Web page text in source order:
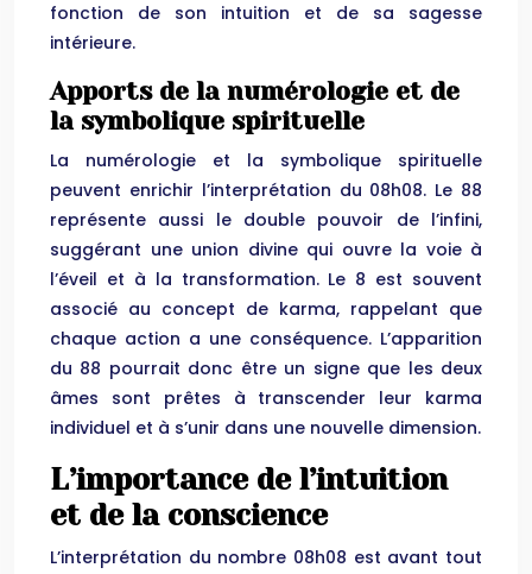
fonction de son intuition et de sa sagesse
intérieure.
Apports de la numérologie et de
la symbolique spirituelle
La numérologie et la symbolique spirituelle
peuvent enrichir l’interprétation du 08h08. Le 88
représente aussi le double pouvoir de l’infini,
suggérant une union divine qui ouvre la voie à
l’éveil et à la transformation. Le 8 est souvent
associé au concept de karma, rappelant que
chaque action a une conséquence. L’apparition
du 88 pourrait donc être un signe que les deux
âmes sont prêtes à transcender leur karma
individuel et à s’unir dans une nouvelle dimension.
L’importance de l’intuition
et de la conscience
L’interprétation du nombre 08h08 est avant tout